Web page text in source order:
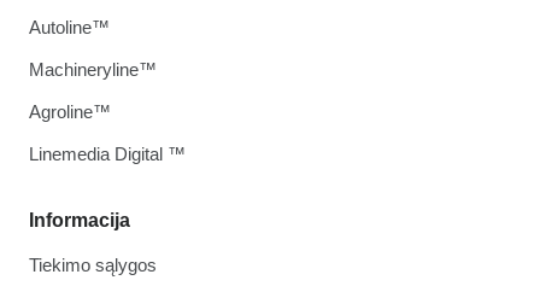
Informacija
Tiekimo sąlygos
Autoline™
Machineryline™
Agroline™
Linemedia Digital ™